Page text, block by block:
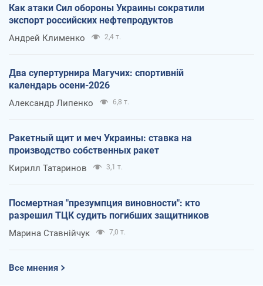
Как атаки Сил обороны Украины сократили
экспорт российских нефтепродуктов
Андрей Клименко 2,4 т.
Два супертурнира Магучих: спортивній
календарь осени-2026
Александр Липенко 6,8 т.
Ракетный щит и меч Украины: ставка на
производство собственных ракет
Кирилл Татаринов 3,1 т.
Посмертная "презумпция виновности": кто
разрешил ТЦК судить погибших защитников
Марина Ставнійчук 7,0 т.
Все мнения